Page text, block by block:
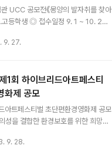
UCC 공모전《몽양의 발자취를 찾아
고등학생 ◎ 접수일정 9. 1 ~ 10. 29
몽운동 2. 여운형과 신한청년당의
좌우합작운동 ◎ 제작방법 몽양기념관
혜화동로터리, 우이동 묘소 등 몽양을
하고 몽양여운형아카이브(https://
)를 검색해 온・오프라인 양
픽셀 이상)의 mp4 파일로..
9. 27.
1회 하이브리드아트페스티
화제 공모
트페스티벌 초단편환경영화제 공모
성을 결합한 환경보호를 위한 희망의
"를 개최합니다! - 해양환경을 주제로
9. 28.